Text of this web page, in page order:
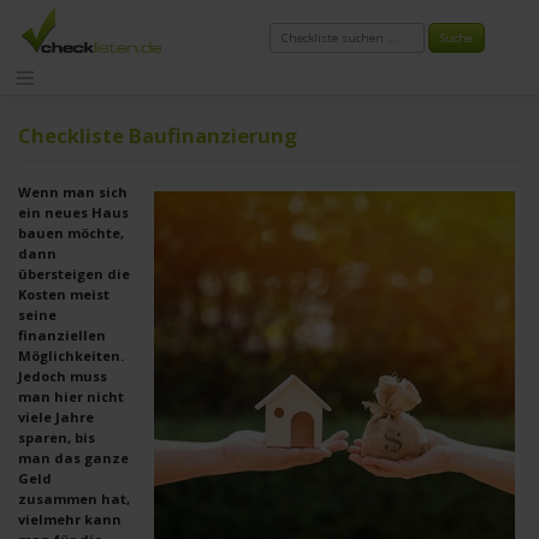
Zum
springen
Checkliste Baufinanzierung
Wenn man sich
ein neues Haus
bauen möchte,
dann
übersteigen die
Kosten meist
seine
finanziellen
Möglichkeiten.
Jedoch muss
man hier nicht
viele Jahre
sparen, bis
man das ganze
Geld
zusammen hat,
vielmehr kann